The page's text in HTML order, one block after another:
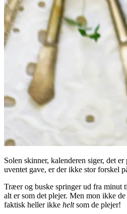
Solen skinner, kalenderen siger, det
uventet gave, er der ikke stor forskel
Træer og buske springer ud fra minut
alt er som det plejer. Men mon ikke
faktisk heller ikke heltsom de plejer!